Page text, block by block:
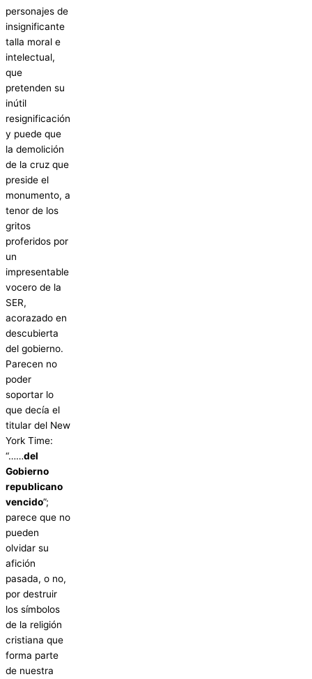
personajes de
insignificante
talla moral e
intelectual,
que
pretenden su
inútil
resignificación
y puede que
la demolición
de la cruz que
preside el
monumento, a
tenor de los
gritos
proferidos por
un
impresentable
vocero de la
SER,
acorazado en
descubierta
del gobierno.
Parecen no
poder
soportar lo
que decía el
titular del New
York Time:
“……del
Gobierno
republicano
vencido”;
parece que no
pueden
olvidar su
afición
pasada, o no,
por destruir
los símbolos
de la religión
cristiana que
forma parte
de nuestra